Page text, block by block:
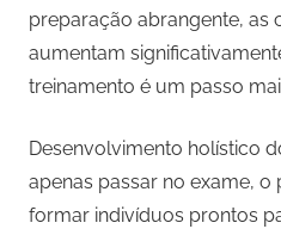
preparação abrangente, as
aumentam
treinamento é um passo
Desenvolvimento holístico
apenas passar no exame,
formar indivíduos prontos